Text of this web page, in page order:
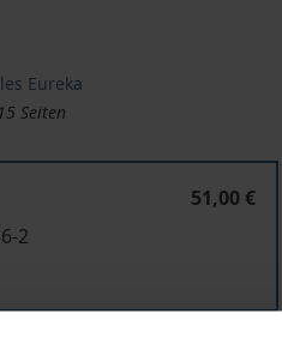
Eureka
Seiten
51,00 €
2